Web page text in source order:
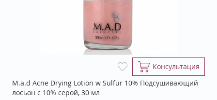
Консультация
M.a.d Acne Drying Lotion w Sulfur 10% Подсушивающий
лосьон с 10% серой, 30 мл